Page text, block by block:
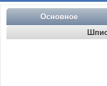
Основное